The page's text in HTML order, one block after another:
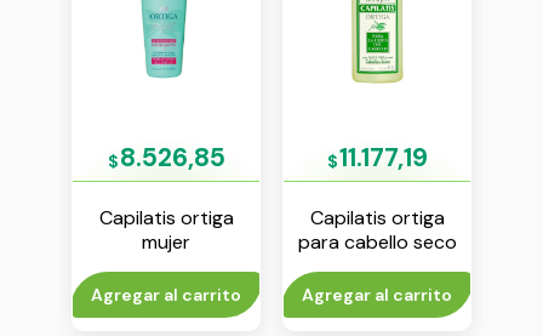
$8.526,85
Capilatis ortiga
mujer
acondicionador x
350 ml
Agregar al carrito
$11.177,19
Capilatis ortiga
para cabello seco
shampoo x 410 ml
Agregar al carrito